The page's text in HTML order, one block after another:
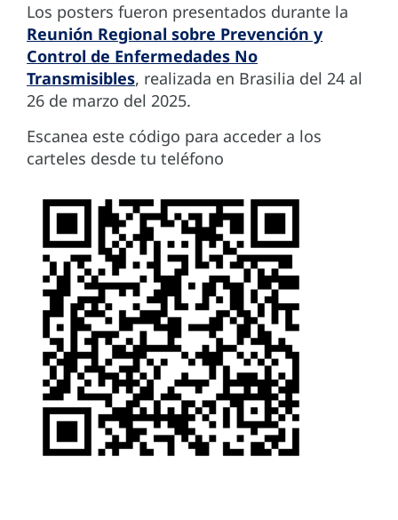
Los posters fueron presentados durante la
Reunión Regional sobre Prevención y
Control de Enfermedades No
Transmisibles, realizada en Brasilia del 24 al
26 de marzo del 2025.
Escanea este código para acceder a los
carteles desde tu teléfono